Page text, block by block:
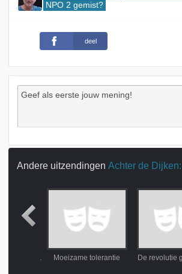
NPO 2 gemist?
deel
Andere uitzendingen Achter de
Handelaren met een geweten Moeizame tolerantie De revolutie